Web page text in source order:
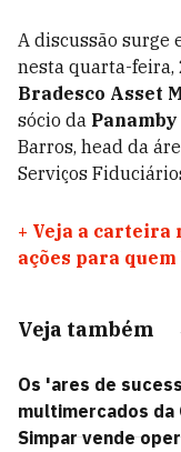
A discussão surge
nesta quarta-feira,
Bradesco Asset
sócio da
Barros, head da
Serviços
+ Veja a carteira
ações para
Veja também
Os 'ares de
multimercados da
Simpar vende